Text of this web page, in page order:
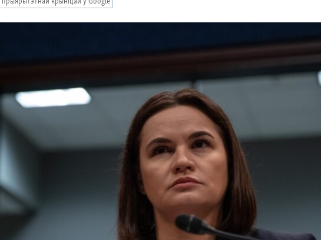
прыярытэтнай крыніцай ў Google